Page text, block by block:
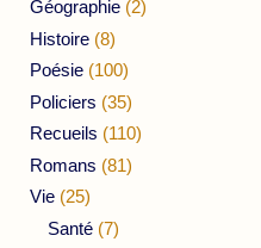
Géographie (2)
Histoire (8)
Poésie (100)
Policiers (35)
Recueils (110)
Romans (81)
Vie (25)
Santé (7)